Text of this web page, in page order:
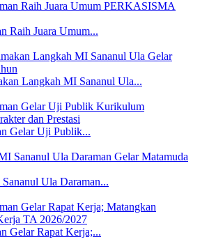
Raih Juara Umum...
Langkah MI Sananul Ula...
Gelar Uji Publik...
Ula Daraman...
Gelar Rapat Kerja;...